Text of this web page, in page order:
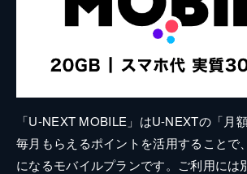
「U-NEXT MOBILE」はU-NEXTの「月
毎月もらえるポイントを活用することで
になるモバイルプランです。ご利用には